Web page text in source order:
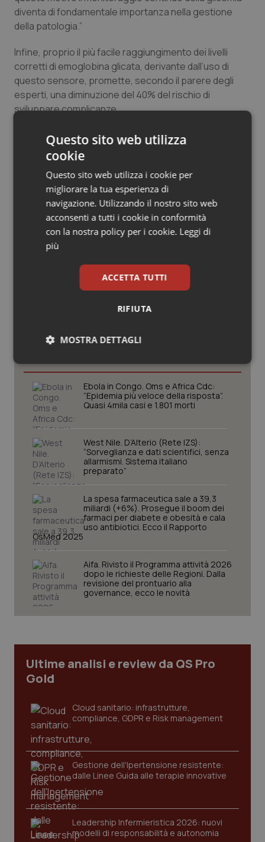
Salute orale & impianti
Sangue & coagulazione
Tiroide
Tumore al seno
Tumore ovarico
Tumori del Polmone & Testa Collo
Tumori gastrointestinali
Ulcera & Reflusso
diventa di fondamentale importanza nella gestione
della patologia.”
Infine, proprio il più facile raggiungimento dei livelli
corretti di emoglobina glicata, derivante dall’uso di
questo sensore, promette, secondo il parere degli
esperti, una diminuzione del 40% del rischio di
sviluppare complicanze.
tecnologie innovative”
17 Maggio 2011
© Riproduzione riservata
Scienza e Farmaci
Ebola in Congo. Oms e Africa Cdc:
“Epidemia più veloce della risposta”.
Quasi 4mila casi e 1.801 morti
West Nile. D’Alterio (Rete IZS):
“Sorveglianza e dati scientifici, senza
allarmismi. Sistema italiano
preparato”
La spesa farmaceutica sale a 39,3
miliardi (+6%). Prosegue il boom dei
farmaci per diabete e obesità e cala
uso antibiotici. Ecco il Rapporto
OsMed 2025
Aifa. Rivisto il Programma attività 2026
dopo le richieste delle Regioni. Dalla
revisione del prontuario alla
governance, ecco le novità
Ultime analisi e review da QS Pro
Gold
Cloud sanitario: infrastrutture,
compliance, GDPR e Risk management
Gestione dell'Ipertensione resistente:
dalle Linee Guida alle terapie innovative
Leadership Infermieristica 2026: nuovi
modelli di responsabilità e autonomia
Questo sito web utilizza
cookie
Questo sito web utilizza i cookie per
migliorare la tua esperienza di
navigazione. Utilizzando il nostro sito web
acconsenti a tutti i cookie in conformità
con la nostra policy per i cookie. Leggi di
più
ACCETTA TUTTI
RIFIUTA
MOSTRA DETTAGLI
Necessari Statistici Marketing
Necessari Statistici Marketing
I cookie necessari contribuiscono a rendere fruibile il
sito web abilitandone funzionalità di base quali la
protette del sito. Il sito web non è in grado di
funzionare correttamente senza questi cookie.
Nome
Fornitore/Dominio
VISITOR_PRIVACY_METADATA
.youtube.com
CookieScriptConsent